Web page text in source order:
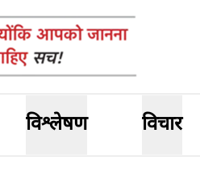
विश्लेषण विचार